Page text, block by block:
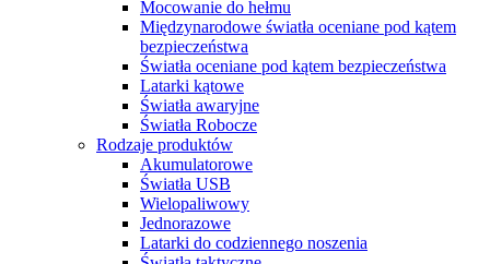
Mocowanie do hełmu
Międzynarodowe światła oceniane pod kątem
bezpieczeństwa
Światła oceniane pod kątem bezpieczeństwa
Latarki kątowe
Światła awaryjne
Światła Robocze
Rodzaje produktów
Akumulatorowe
Światła USB
Wielopaliwowy
Jednorazowe
Latarki do codziennego noszenia